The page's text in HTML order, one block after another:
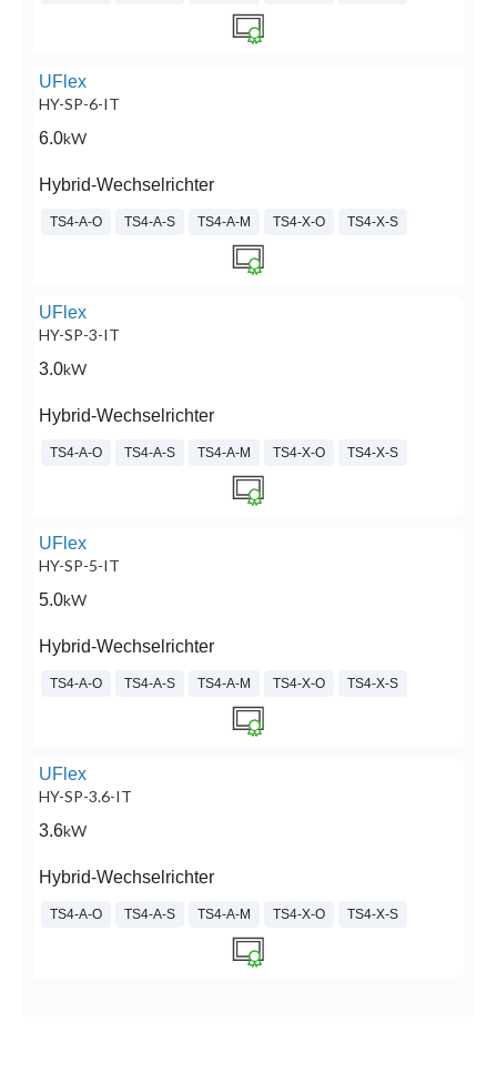
UFlex
HY-SP-6-IT
6.0kW
Hybrid-Wechselrichter
TS4-A-O TS4-A-S TS4-A-M TS4-X-O TS4-X-S
UFlex
HY-SP-3-IT
3.0kW
Hybrid-Wechselrichter
TS4-A-O TS4-A-S TS4-A-M TS4-X-O TS4-X-S
UFlex
HY-SP-5-IT
5.0kW
Hybrid-Wechselrichter
TS4-A-O TS4-A-S TS4-A-M TS4-X-O TS4-X-S
UFlex
HY-SP-3.6-IT
3.6kW
Hybrid-Wechselrichter
TS4-A-O TS4-A-S TS4-A-M TS4-X-O TS4-X-S